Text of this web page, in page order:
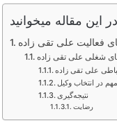
فعالیت علی تقی زاده
شغلی علی تقی زاده
علی تقی زاده
در انتخاب وکیل
نتیجه‌گیری
رضایت